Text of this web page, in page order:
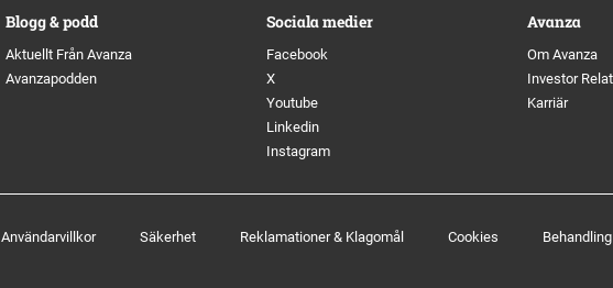
Blogg & podd
Aktuellt Från Avanza
Avanzapodden
Sociala medier
Facebook
X
Youtube
Linkedin
Instagram
Avanza
Om Avanza
Investor
Karriär
Användarvillkor Säkerhet Reklamationer & Klagomål Cookies